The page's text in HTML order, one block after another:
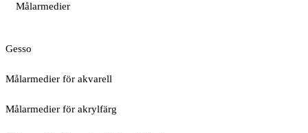
Målarmedier
Gesso
Målarmedier för akvarell
Målarmedier för akrylfärg